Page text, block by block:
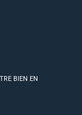
BIEN EN